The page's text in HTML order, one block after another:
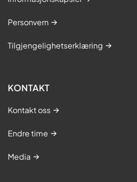
Personvern
Tilgjengelighetserklæring
KONTAKT
Kontakt oss
Endre time
Media